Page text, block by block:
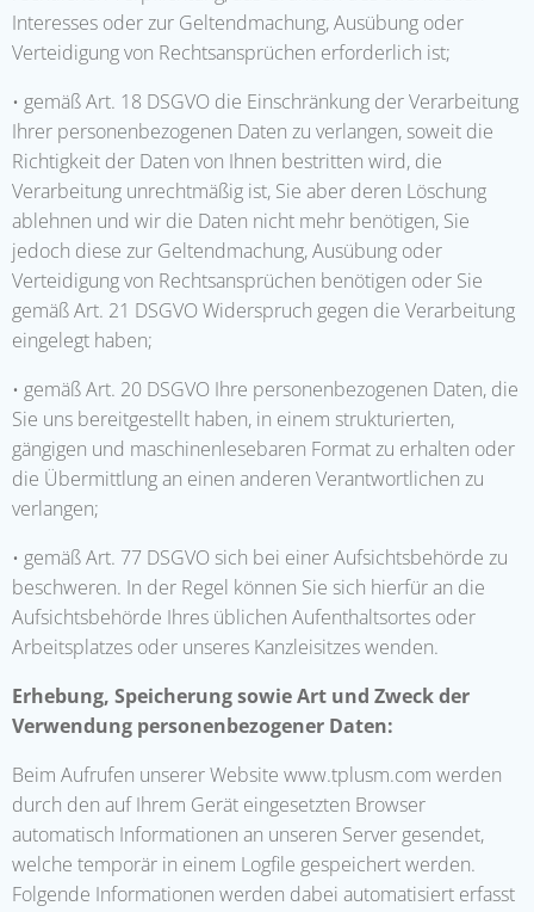
Interesses oder zur Geltendmachung, Ausübung oder
Verteidigung von Rechtsansprüchen erforderlich ist;
• gemäß Art. 18 DSGVO die Einschränkung der Verarbeitung
Ihrer personenbezogenen Daten zu verlangen, soweit die
Richtigkeit der Daten von Ihnen bestritten wird, die
Verarbeitung unrechtmäßig ist, Sie aber deren Löschung
ablehnen und wir die Daten nicht mehr benötigen, Sie
jedoch diese zur Geltendmachung, Ausübung oder
Verteidigung von Rechtsansprüchen benötigen oder Sie
gemäß Art. 21 DSGVO Widerspruch gegen die Verarbeitung
eingelegt haben;
• gemäß Art. 20 DSGVO Ihre personenbezogenen Daten, die
Sie uns bereitgestellt haben, in einem strukturierten,
gängigen und maschinenlesebaren Format zu erhalten oder
die Übermittlung an einen anderen Verantwortlichen zu
verlangen;
• gemäß Art. 77 DSGVO sich bei einer Aufsichtsbehörde zu
beschweren. In der Regel können Sie sich hierfür an die
Aufsichtsbehörde Ihres üblichen Aufenthaltsortes oder
Arbeitsplatzes oder unseres Kanzleisitzes wenden.
Erhebung, Speicherung sowie Art und Zweck der
Verwendung personenbezogener Daten:
Beim Aufrufen unserer Website www.tplusm.com werden
durch den auf Ihrem Gerät eingesetzten Browser
automatisch Informationen an unseren Server gesendet,
welche temporär in einem Logfile gespeichert werden.
Folgende Informationen werden dabei automatisiert erfasst